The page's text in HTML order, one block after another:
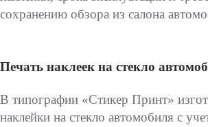
сохранению обзора из салона
Печать наклеек на стекло
В типографии «Стикер Принт»
наклейки на стекло автомобиля с